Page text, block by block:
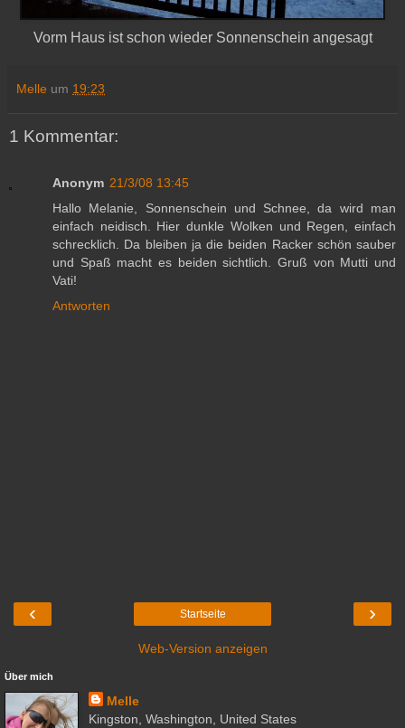
Vorm Haus ist schon wieder Sonnenschein angesagt
Melle um 19:23
1 Kommentar:
Anonym 21/3/08 13:45
Hallo Melanie, Sonnenschein und Schnee, da wird man
einfach neidisch. Hier dunkle Wolken und Regen, einfach
schrecklich. Da bleiben ja die beiden Racker schön sauber
und Spaß macht es beiden sichtlich. Gruß von Mutti und
Vati!
Antworten
‹ ›
Startseite
Web-Version anzeigen
Über mich
Melle
Kingston, Washington, United States